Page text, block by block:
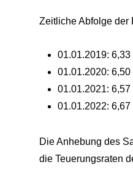
Zeitliche Abfolge der
01.01.2019: 6,33
01.01.2020: 6,50
01.01.2021: 6,57
01.01.2022: 6,67
Die Anhebung des
die Teuerungsraten